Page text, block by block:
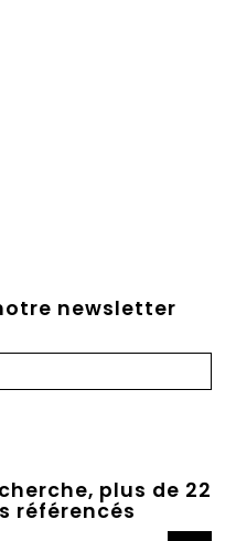
newsletter
plus de 22
référencés